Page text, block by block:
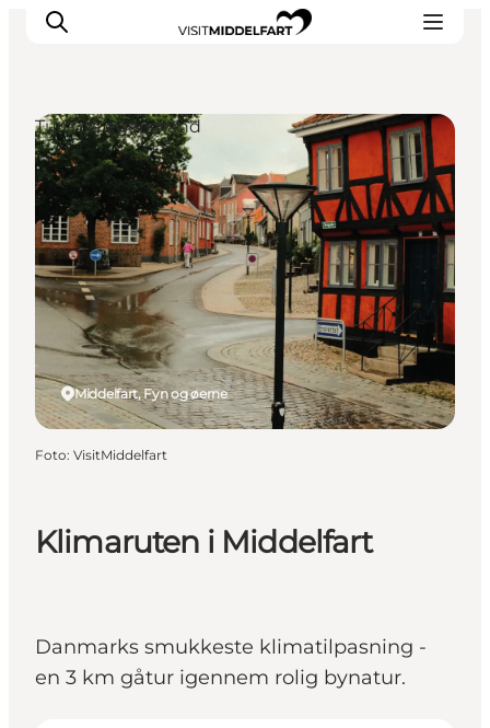
Oplevelser
Mad og drikke
Overnatning
Det Sker
Book oplevelse
Møde og Konference
Klimaruten i Middelfart
Danmarks smukkeste klimatilpasning -
en 3 km gåtur igennem rolig bynatur.
Middelfart, Fyn og øerne
Ture på egen hånd
Foto: VisitMiddelfart